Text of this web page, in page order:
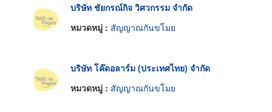
บริษัท ชัยกรณ์กิจ วิศวกรรม จำกัด
หมวดหมู่ : สัญญาณกันขโมย
บริษัท โค๊ดอลาร์ม (ประเทศไทย) จำกัด
หมวดหมู่ : สัญญาณกันขโมย